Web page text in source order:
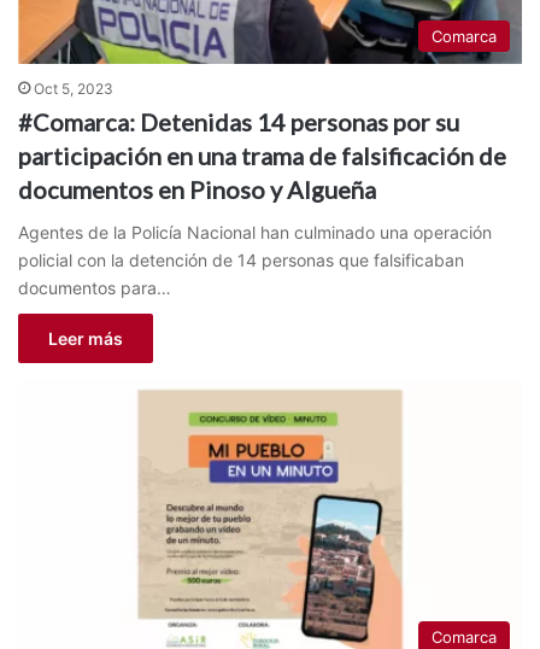
Comarca
Oct 5, 2023
#Comarca: Detenidas 14 personas por su
participación en una trama de falsificación de
documentos en Pinoso y Algueña
Agentes de la Policía Nacional han culminado una operación
policial con la detención de 14 personas que falsificaban
documentos para…
Leer más
Comarca